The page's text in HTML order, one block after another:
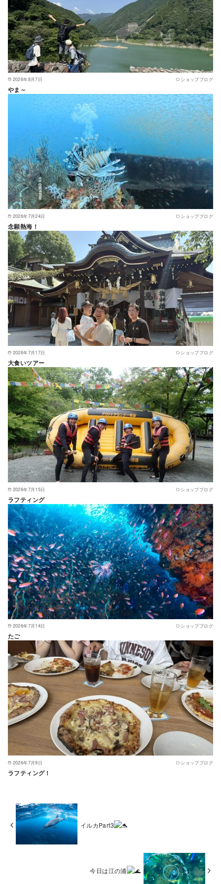
2026年8月7日 ショップブログ
やま～
2026年7月24日 ショップブログ
念願熱海！
2026年7月17日 ショップブログ
大食いツアー
2026年7月15日 ショップブログ
ラフティング
2026年7月14日 ショップブログ
たご
2026年7月9日 ショップブログ
ラフティング！
イルカPart3
今日は江の浦